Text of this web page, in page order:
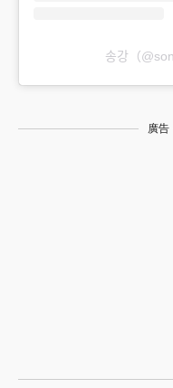
송강（
廣告